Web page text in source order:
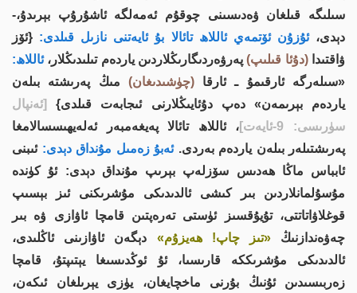
سىلىگە قىلغان ۋەدىسىنى چوقۇم ئەمەلگە ئاشۇرۇپ بېرىدۇ،-
دېدى، ئۇزۇن ئۆتمەي ئاللاھ تائالا بۇ ئايەتنى نازىل قىلدى: {ئۆز
ۋاقتىدا(دۇئا قىلىپ)پەرۋەردىگارىڭلاردىن ياردەم تىلىدىڭلار، ئاللاھ:
«سىلەرگە ئارقىمۇ ـ ئارقا(چۈشىدىغان) مىڭ پەرىشتە بىلەن
ياردەم بېرىمەن» دەپ دۇئايىڭلارنى ئىجابەت قىلدى}
[ئەنپال
سۈرىسى: 9-ئايەت]
، ئاللاھ تائالا پەيغەمبەر ئەلەيھىسسالامغا
پەرىشتىلەر بىلەن ياردەم بەردى. ئەبۇ زەمىل مۇنداق دېدى: ئىبنى
ئابباس ماڭا ھەدىس سۆزلەپ بېرىپ مۇنداق دېدى: ئۇ كۈندە
مۇسۇلمانلاردىن بىر كىشى ئالدىدىكى مۇشرىكنى ئىز بېسىپ
قوغلاۋاتاتتى، تۇيۇقسىز ئۈستى تەرەپتىن قامچا ئاۋازى ۋە بىر
چەۋەندازنىڭ«تىز چاپ! ھەيزۇم» دېگەن ئاۋازىنى ئاڭلىدى،
ئالدىدىكى مۇشرىككە قارىسىا، ئۇ ئوڭدىسىغا يېتىپتۇ، قامچا
زەربىسىدىن ئۇنىڭ بۇرنى ماخچايغان، يۈزى يېرىلغان ئىكەن،